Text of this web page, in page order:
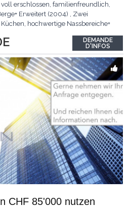
voll erschlossen, familienfreundlich,
Erweitert (2004) , Zwei
hochwertige Nassbereiche+
Unternehmer, Paare,
im neuwertigen
DEMANDE
D'INFOS
CHF 85'000 nutzen